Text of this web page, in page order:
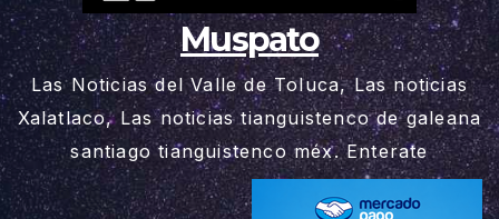
Muspato
Las Noticias del Valle de Toluca, Las noticias
Xalatlaco, Las noticias tianguistenco de galeana
santiago tianguistenco méx. Enterate